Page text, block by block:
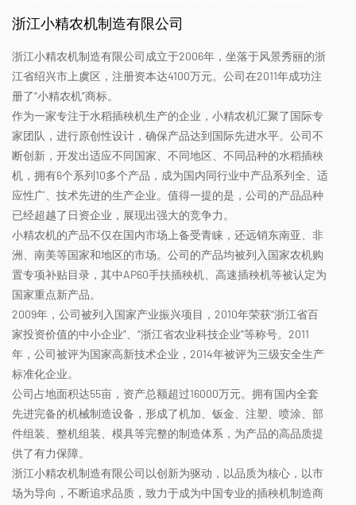
浙江小精农机制造有限公司
浙江小精农机制造有限公司成立于2006年，坐落于风景秀丽的浙
江省绍兴市上虞区，注册资本达4100万元。公司在2011年成功注
册了“小精农机”商标。
作为一家专注于水稻插秧机生产的企业，小精农机汇聚了国际专
家团队，进行原创性设计，确保产品达到国际先进水平。公司不
断创新，开发出适应不同国家、不同地区、不同品种的水稻插秧
机，拥有6个系列10多个产品，成为国内同行业中产品系列全、适
应性广、技术先进的生产企业。值得一提的是，公司的产品品种
已经超越了日资企业，展现出强大的竞争力。
小精农机的产品不仅在国内市场上备受青睐，还远销东南亚、非
洲、南美等国家和地区的市场。公司的产品均被列入国家农机购
置专项补贴目录，其中AP60手扶插秧机、高速插秧机等被认定为
国家重点新产品。
2009年，公司被列入国家产业振兴项目，2010年荣获“浙江省百
家投资价值的中小企业”、“浙江省农业科技企业”等称号。2011
年，公司被评为国家高新技术企业，2014年被评为三级安全生产
标准化企业。
公司占地面积达55亩，资产总额超过16000万元。拥有国内全套
先进完备的机械制造设备，形成了机加、钣金、注塑、喷涂、部
件组装、整机组装、模具等完整的制造体系，为产品的高品质提
供了有力保障。
浙江小精农机制造有限公司以创新为驱动，以品质为核心，以市
场为导向，不断追求品质，致力于成为中国专业的插秧机制造商